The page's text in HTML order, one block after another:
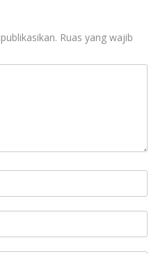
Ruas yang wajib